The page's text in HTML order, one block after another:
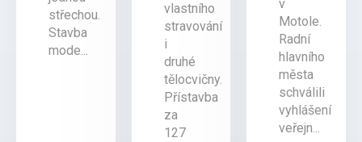
střechou.
Stavba
mode...
vlastního
stravování
i
druhé
tělocvičny.
Přístavba
za
127
v
Motole.
Radní
hlavního
města
schválili
vyhlášení
veřejn...